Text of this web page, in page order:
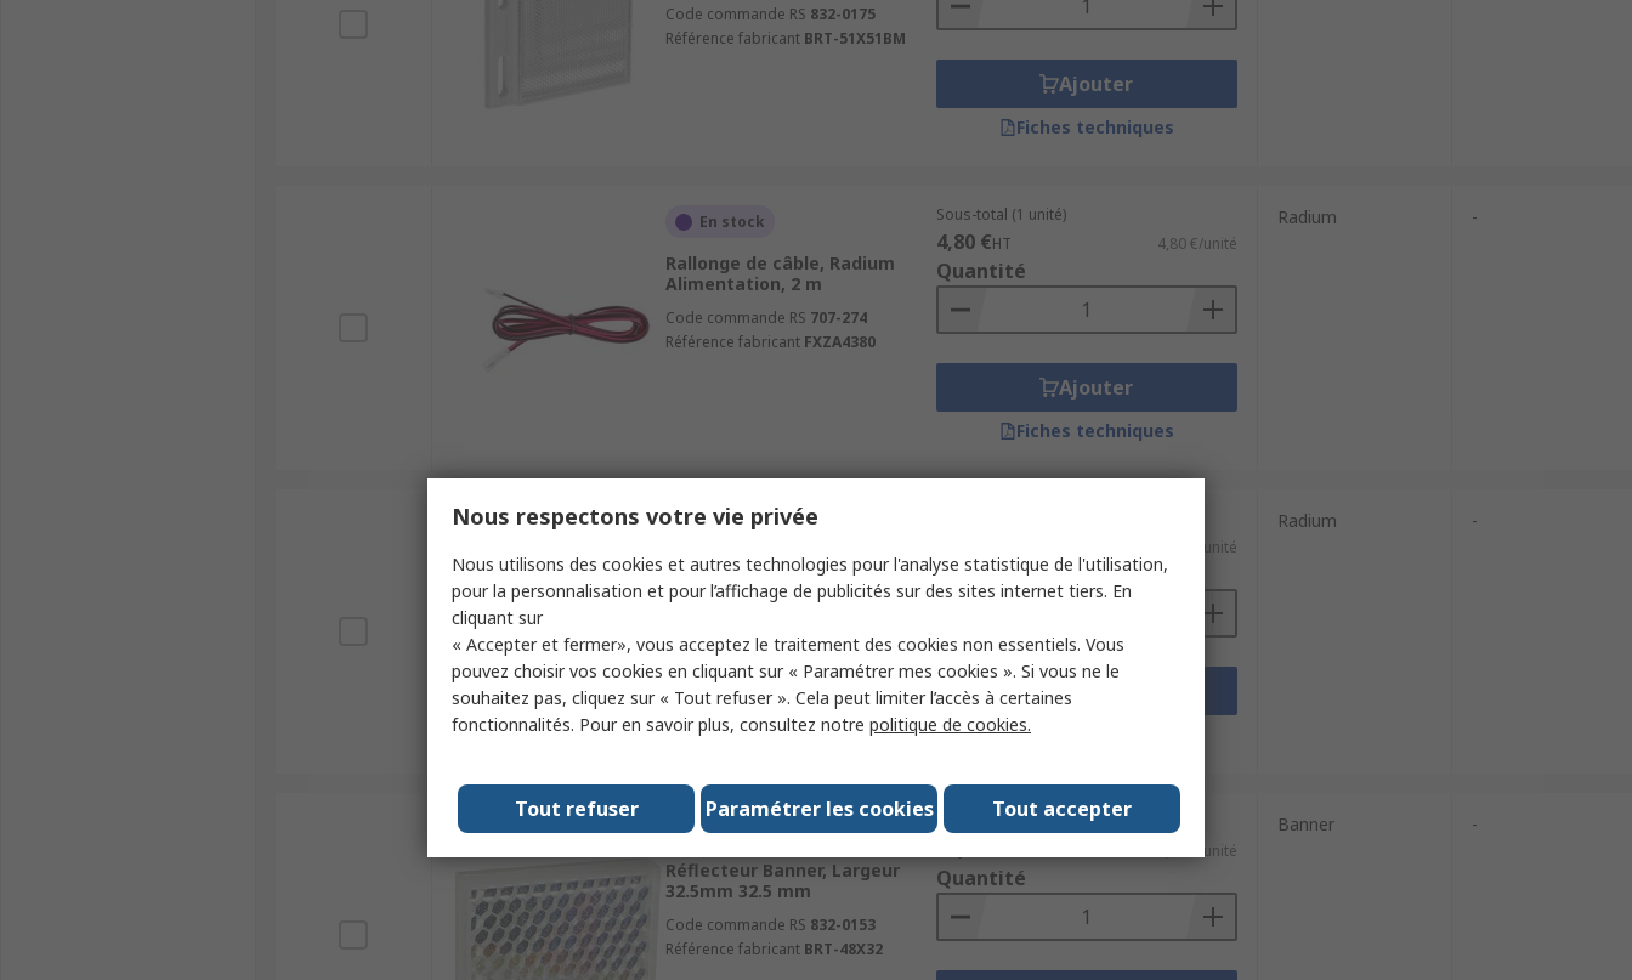
Code commande RS 832-0175
Référence fabricant BRT-51X51BM
Ajouter
Fiches techniques
En stock
Rallonge de câble, Radium
Alimentation, 2 m
Code commande RS 707-274
Référence fabricant FXZA4380
Sous-total (1 unité)
4,80 €HT 4,80 €/unité
Quantité
Ajouter
Fiches techniques
Radium -
En stock
Capot Radium, Largeur 38mm
2 m, fixation Pince
Référence fabricant FXZA4573
60,38 €/unité
Quantité
Ajouter
Fiches techniques
Radium -
En stock
Réflecteur Banner, Largeur
32.5mm 32.5 mm
Code commande RS 832-0153
Référence fabricant BRT-48X32
Sous-total (1 unité)
16,70 €/unité
Quantité
Banner -
Nous respectons votre vie privée
Nous utilisons des cookies et autres technologies pour l'analyse statistique de l'utilisation,
pour la personnalisation et pour l’affichage de publicités sur des sites internet tiers. En
cliquant sur
« Accepter et fermer», vous acceptez le traitement des cookies non essentiels. Vous
pouvez choisir vos cookies en cliquant sur « Paramétrer mes cookies ». Si vous ne le
souhaitez pas, cliquez sur « Tout refuser ». Cela peut limiter l’accès à certaines
fonctionnalités. Pour en savoir plus, consultez notre politique de cookies.
Tout accepter
Paramétrer les cookies
Tout refuser